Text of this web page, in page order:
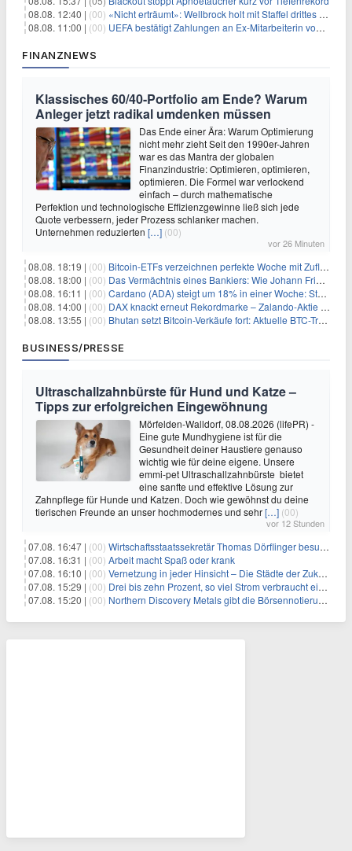
08.08. 12:40 | (00) «Nicht erträumt»: Wellbrock holt mit Staffel drittes EM-Gold
08.08. 11:00 | (00) UEFA bestätigt Zahlungen an Ex-Mitarbeiterin von Infantino
FINANZNEWS
Klassisches 60/40-Portfolio am Ende? Warum
Anleger jetzt radikal umdenken müssen
Das Ende einer Ära: Warum Optimierung
nicht mehr zieht Seit den 1990er-Jahren
war es das Mantra der globalen
Finanzindustrie: Optimieren, optimieren,
optimieren. Die Formel war verlockend
einfach – durch mathematische
Perfektion und technologische Effizienzgewinne ließ sich jede
Quote verbessern, jeder Prozess schlanker machen.
Unternehmen reduzierten […] (00)
vor 26 Minuten
08.08. 18:19 | (00) Bitcoin-ETFs verzeichnen perfekte Woche mit Zuflüssen auf 3-Monats-Hoch
08.08. 18:00 | (00) Das Vermächtnis eines Bankiers: Wie Johann Friedrich Städel sein Imperium unsterblich machte
08.08. 16:11 | (00) Cardano (ADA) steigt um 18% in einer Woche: Steht ein Kurs von $0,30 bevor?
08.08. 14:00 | (00) DAX knackt erneut Rekordmarke – Zalando-Aktie crasht nach Quartalszahlen
08.08. 13:55 | (00) Bhutan setzt Bitcoin-Verkäufe fort: Aktuelle BTC-Transaktionen
BUSINESS/PRESSE
Ultraschallzahnbürste für Hund und Katze –
Tipps zur erfolgreichen Eingewöhnung
Mörfelden-Walldorf, 08.08.2026 (lifePR) -
Eine gute Mundhygiene ist für die
Gesundheit deiner Haustiere genauso
wichtig wie für deine eigene. Unsere
emmi-pet Ultraschallzahnbürste bietet
eine sanfte und effektive Lösung zur
Zahnpflege für Hunde und Katzen. Doch wie gewöhnst du deine
tierischen Freunde an unser hochmodernes und sehr[…] (00)
vor 12 Stunden
07.08. 16:47 | (00) Wirtschaftsstaatssekretär Thomas Dörflinger besucht Handwerksbetrieb im Kammerbezirk Freiburg
07.08. 16:31 | (00) Arbeit macht Spaß oder krank
07.08. 16:10 | (00) Vernetzung in jeder Hinsicht – Die Städte der Zukunft sind grün-blau
07.08. 15:29 | (00) Drei bis zehn Prozent, so viel Strom verbraucht ein Aufzug im Gebäude
07.08. 15:20 | (00) Northern Discovery Metals gibt die Börsennotierung an der Frankfurter Wertpapierbörse bekannt